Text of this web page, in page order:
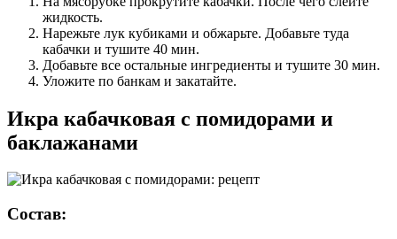
жидкость.
Нарежьте лук кубиками и обжарьте. Добавьте туда
кабачки и тушите 40 мин.
Добавьте все остальные ингредиенты и тушите 30 мин.
Уложите по банкам и закатайте.
Икра кабачковая с помидорами и
баклажанами
Состав: